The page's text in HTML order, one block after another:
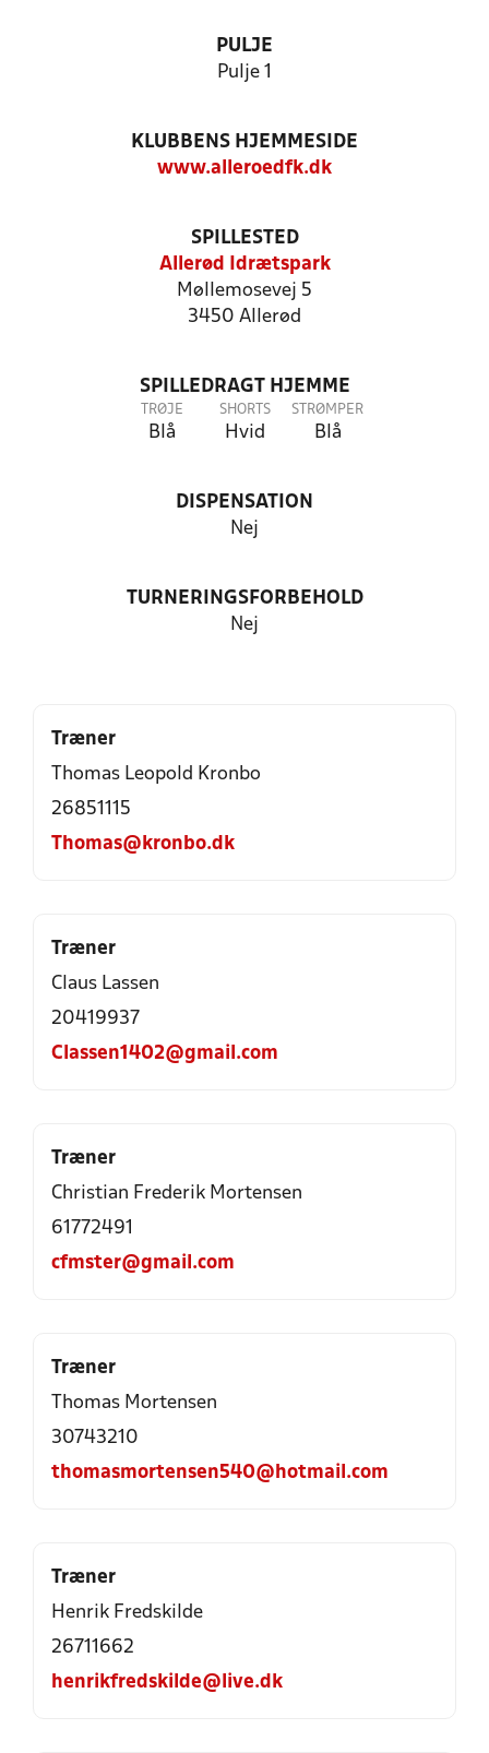
PULJE
Pulje 1
KLUBBENS HJEMMESIDE
www.alleroedfk.dk
SPILLESTED
Allerød Idrætspark
Møllemosevej 5
3450 Allerød
SPILLEDRAGT HJEMME
TRØJE
Blå
SHORTS
Hvid
STRØMPER
Blå
DISPENSATION
Nej
TURNERINGSFORBEHOLD
Nej
Træner
Thomas Leopold Kronbo
26851115
Thomas@kronbo.dk
Træner
Claus Lassen
20419937
Classen1402@gmail.com
Træner
Christian Frederik Mortensen
61772491
cfmster@gmail.com
Træner
Thomas Mortensen
30743210
thomasmortensen540@hotmail.com
Træner
Henrik Fredskilde
26711662
henrikfredskilde@live.dk